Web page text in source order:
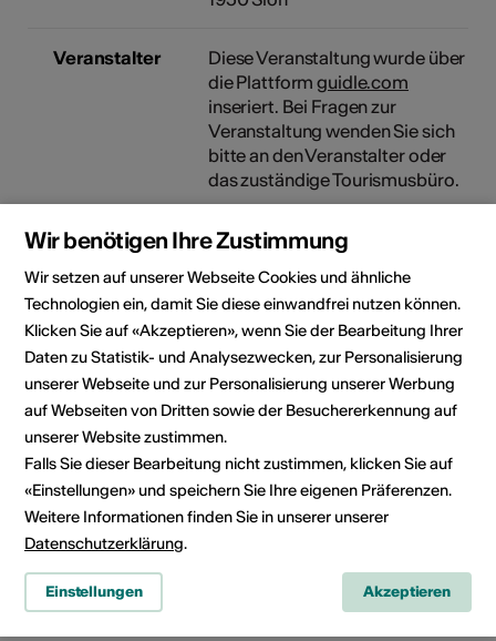
Veranstalter
Diese Veranstaltung wurde über
die Plattformguidle.com
inseriert. Bei Fragen zur
Veranstaltung wenden Sie sich
bitte an den Veranstalter oder
das zuständige Tourismusbüro.
Rubrik
Art der Veranstaltung
Veranstaltungsort
Wir benötigen Ihre Zustimmung
Wir setzen auf unserer Webseite Cookies und ähnliche
Technologien ein, damit Sie diese einwandfrei nutzen können.
Klicken Sie auf «Akzeptieren», wenn Sie der Bearbeitung Ihrer
Daten zu Statistik- und Analysezwecken, zur Personalisierung
unserer Webseite und zur Personalisierung unserer Werbung
auf Webseiten von Dritten sowie der Besuchererkennung auf
unserer Website zustimmen.
Falls Sie dieser Bearbeitung nicht zustimmen, klicken Sie auf
«Einstellungen» und speichern Sie Ihre eigenen Präferenzen.
Weitere Informationen finden Sie in unserer unserer
Datenschutzerklärung.
Einstellungen Akzeptieren